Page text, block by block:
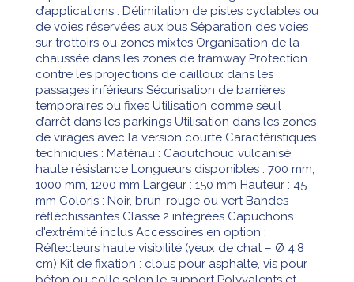
d’applications : Délimitation de pistes cyclables ou
de voies réservées aux bus Séparation des voies
sur trottoirs ou zones mixtes Organisation de la
chaussée dans les zones de tramway Protection
contre les projections de cailloux dans les
passages inférieurs Sécurisation de barrières
temporaires ou fixes Utilisation comme seuil
d’arrêt dans les parkings Utilisation dans les zones
de virages avec la version courte Caractéristiques
techniques : Matériau : Caoutchouc vulcanisé
haute résistance Longueurs disponibles : 700 mm,
1000 mm, 1200 mm Largeur : 150 mm Hauteur : 45
mm Coloris : Noir, brun-rouge ou vert Bandes
réfléchissantes Classe 2 intégrées Capuchons
d'extrémité inclus Accessoires en option :
Réflecteurs haute visibilité (yeux de chat – Ø 4,8
cm) Kit de fixation : clous pour asphalte, vis pour